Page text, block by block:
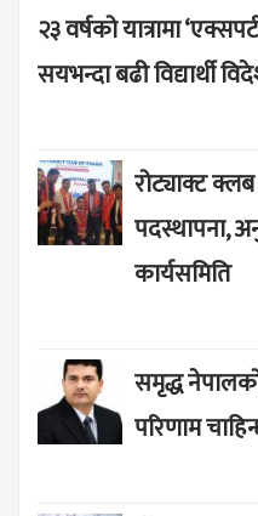
२३ वर्षको यात्रामा
सयभन्दा बढी विद्यार्थी
रोट्याक्ट
पदस्थापना,
कार्यसमिति
समृद्ध
परिणाम